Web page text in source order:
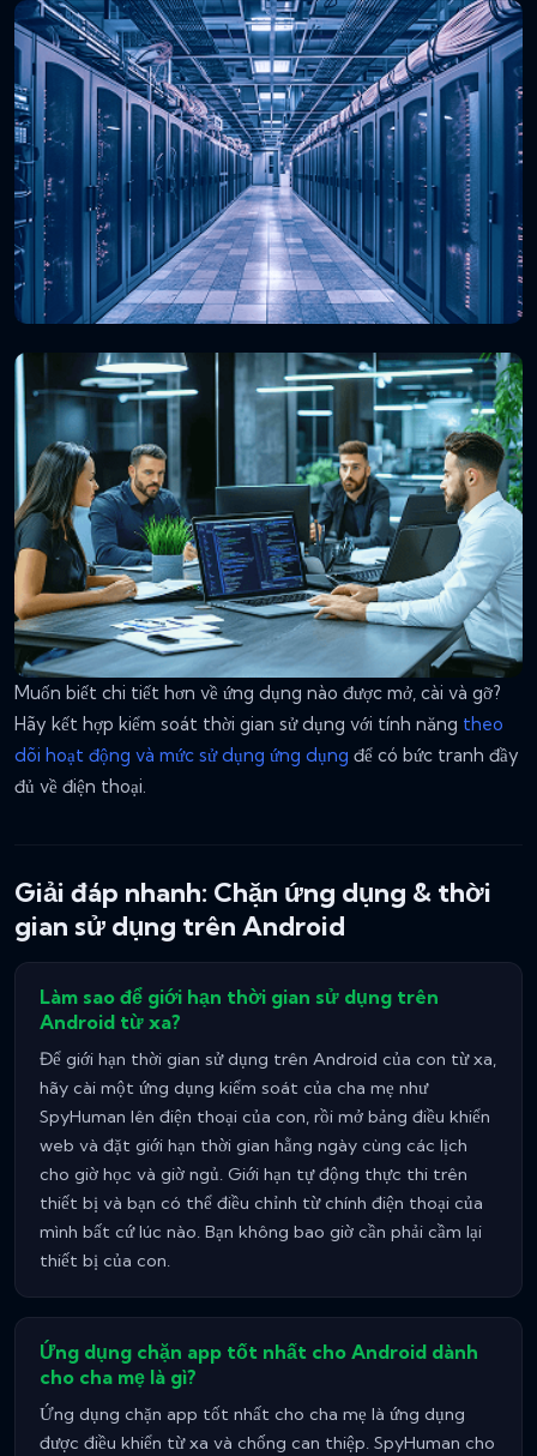
Muốn biết chi tiết hơn về ứng dụng nào được mở, cài và gỡ?
Hãy kết hợp kiểm soát thời gian sử dụng với tính năng theo
dõi hoạt động và mức sử dụng ứng dụng để có bức tranh đầy
đủ về điện thoại.
Giải đáp nhanh: Chặn ứng dụng & thời
gian sử dụng trên Android
Làm sao để giới hạn thời gian sử dụng trên
Android từ xa?
Để giới hạn thời gian sử dụng trên Android của con từ xa,
hãy cài một ứng dụng kiểm soát của cha mẹ như
SpyHuman lên điện thoại của con, rồi mở bảng điều khiển
web và đặt giới hạn thời gian hằng ngày cùng các lịch
cho giờ học và giờ ngủ. Giới hạn tự động thực thi trên
thiết bị và bạn có thể điều chỉnh từ chính điện thoại của
mình bất cứ lúc nào. Bạn không bao giờ cần phải cầm lại
thiết bị của con.
Ứng dụng chặn app tốt nhất cho Android dành
cho cha mẹ là gì?
Ứng dụng chặn app tốt nhất cho cha mẹ là ứng dụng
được điều khiển từ xa và chống can thiệp. SpyHuman cho